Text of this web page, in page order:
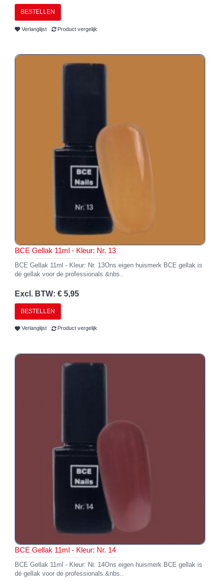
BESTELLEN
Verlanglijst Product vergelijk
BCE Gellak 11ml - Kleur: Nr. 13
BCE Gellak 11ml - Kleur: Nr. 13Ons eigen huismerk BCE gellak is
dé gellak voor de professionals.&nbs..
Excl. BTW: € 5,95
BESTELLEN
Verlanglijst Product vergelijk
BCE Gellak 11ml - Kleur: Nr. 14
BCE Gellak 11ml - Kleur: Nr. 14Ons eigen huismerk BCE gellak is
dé gellak voor de professionals.&nbs..